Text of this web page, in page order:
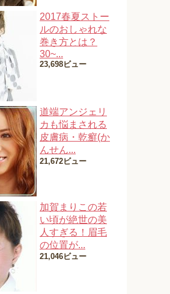
2017春夏ストー
ルのおしゃれな
巻き方とは？
30~...
23,698ビュー
道端アンジェリ
カも悩まされる
皮膚病・乾癬(か
んせん...
21,672ビュー
加賀まりこの若
い頃が絶世の美
人すぎる！眉毛
の位置が...
21,046ビュー